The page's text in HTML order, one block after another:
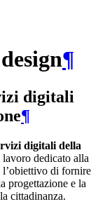
¶
digitali
¶
digitali della
dedicato alla
di fornire
progettazione e la
cittadinanza.